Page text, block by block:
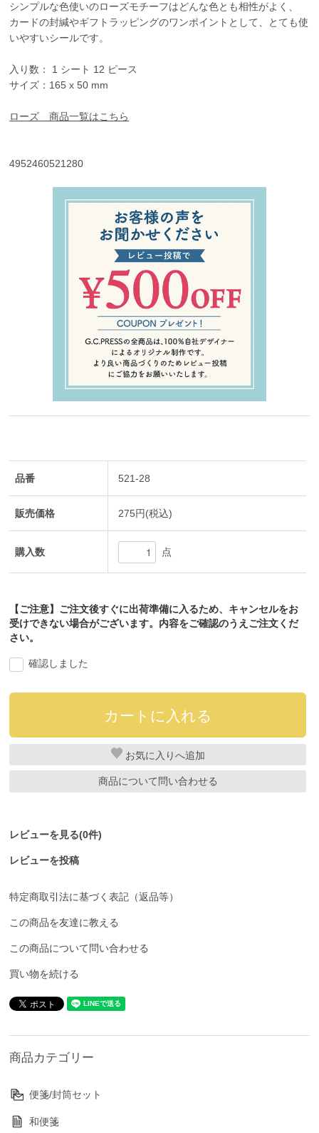
シンプルな色使いのローズモチーフはどんな色とも相性がよく、
カードの封緘やギフトラッピングのワンポイントとして、とても使
いやすいシールです。
入り数： 1 シート 12 ピース
サイズ：165 x 50 mm
ローズ 商品一覧はこちら
4952460521280
品番 521-28
販売価格 275円(税込)
購入数 点
【ご注意】ご注文後すぐに出荷準備に入るため、キャンセルをお
受けできない場合がございます。内容をご確認のうえご注文くだ
さい。
確認しました
お気に入り
商品について問い合わせる
レビューを見る(0件)
レビューを投稿
特定商取引法に基づく表記（返品等）
この商品を友達に教える
この商品について問い合わせる
買い物を続ける
商品カテゴリー
便箋/封筒セット
和便箋